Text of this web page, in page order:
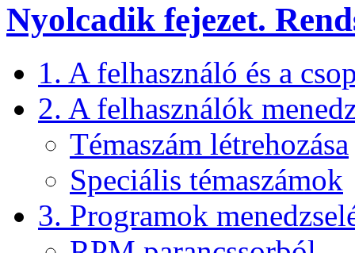
Nyolcadik fejezet.
1. A felhasználó és a
2. A felhasználók
Témaszám létrehozása
Speciális témaszámok
3. Programok